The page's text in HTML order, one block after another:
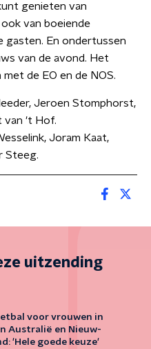
genieten van
van boeiende
gasten. En ondertussen
van de avond. Het
de EO en de NOS.
Jeroen Stomphorst,
van 't Hof.
Joram Kaat,
Steeg.
uitzending
voor vrouwen in
Australië en Nieuw-
'Hele goede keuze'